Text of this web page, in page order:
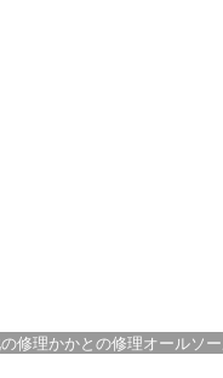
修理かかとの修理オールソ